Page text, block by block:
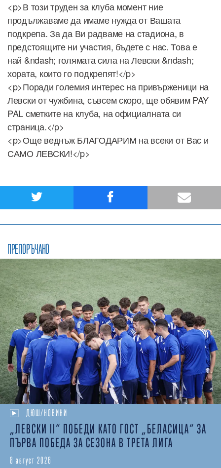
<p>В този труден за клуба момент ние
продължаваме да имаме нужда от Вашата
подкрепа. За да Ви радваме на стадиона, в
предстоящите ни участия, бъдете с нас. Това е
най &ndash; голямата сила на Левски &ndash;
хората, които го подкрепят!</p>
<p>Поради големия интерес на привърженици на
Левски от чужбина, съвсем скоро, ще обявим PAY
PAL сметките на клуба, на официалната си
страница.</p>
<p>Още веднъж БЛАГОДАРИМ на всеки от Вас и
САМО ЛЕВСКИ!</p>
ПРЕПОРЪЧАНО
ДЮШ/НОВИНИ
„ЛЕВСКИ II“ ПОБЕДИ КАТО ГОСТ „БЕЛАСИЦА“ ЗА
ПЪРВА ПОБЕДА ЗА СЕЗОНА В ТРЕТА ЛИГА
8 август 2026